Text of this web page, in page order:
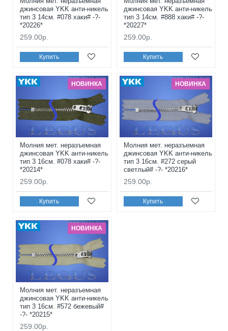
джинсовая YKK анти-никель
тип 3 14см. #078 хаки# -?-
*20226*
259.00р.
Купить
джинсовая YKK анти-никель
тип 3 14см. #888 хаки# -?-
*20227*
259.00р.
Купить
НОВИНКА
Молния мет. неразъемная
джинсовая YKK анти-никель
тип 3 16см. #078 хаки# -?-
*20214*
259.00р.
Купить
НОВИНКА
Молния мет. неразъемная
джинсовая YKK анти-никель
тип 3 16см. #272 серый
светлый# -?- *20216*
259.00р.
Купить
НОВИНКА
Молния мет. неразъемная
джинсовая YKK анти-никель
тип 3 16см. #572 бежевый#
-?- *20215*
259.00р.